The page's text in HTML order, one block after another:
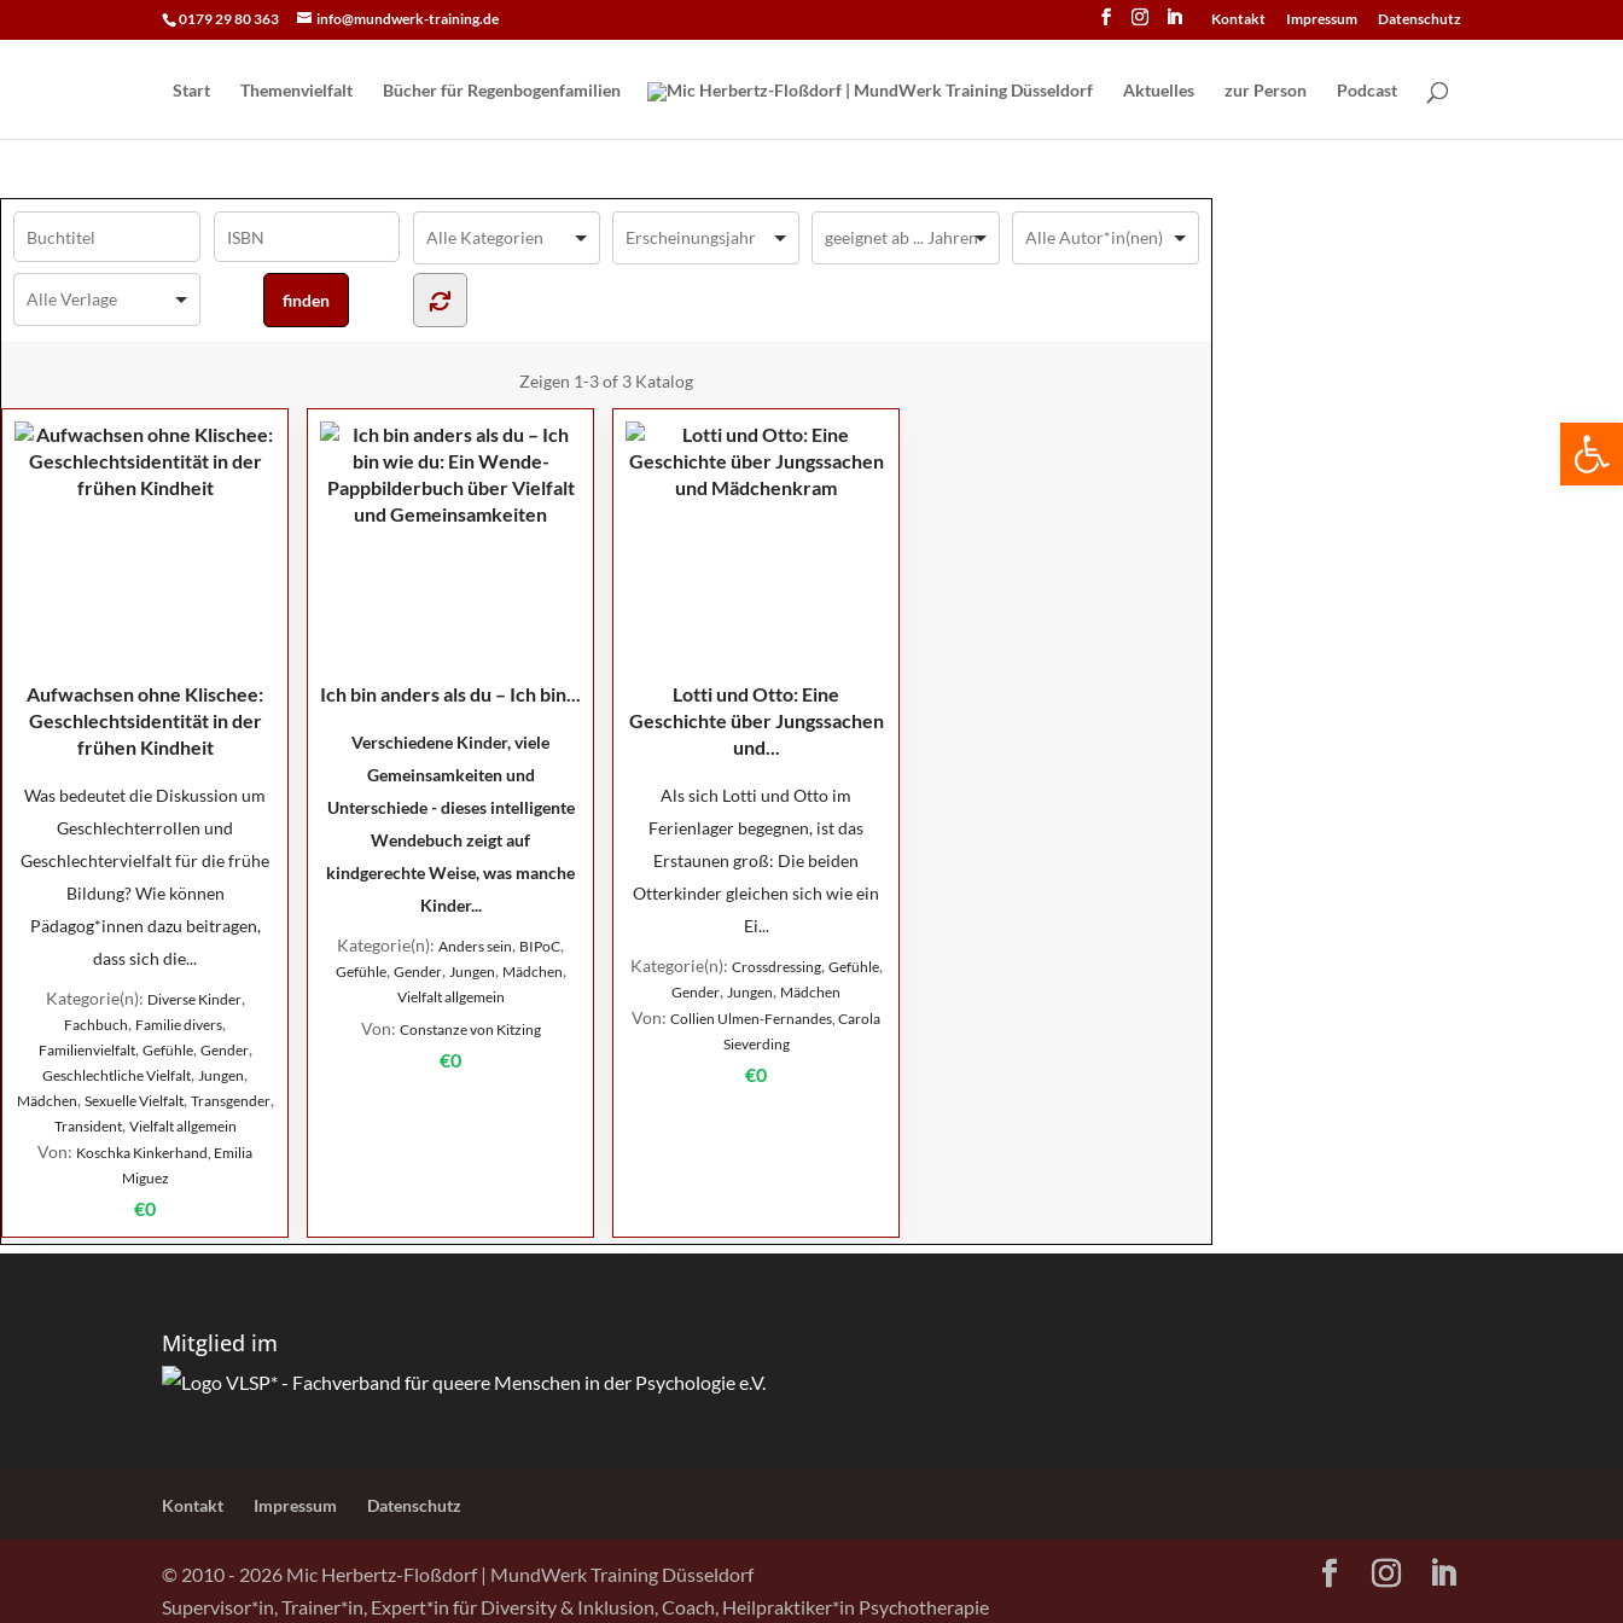
0179 29 80 363 info@mundwerk-training.de Kontakt Impressum Datenschutz
Start Themenvielfalt Bücher für Regen­bogen­familien Aktuelles zur Person Podcast
Zeigen 1-3 of 3 Katalog
Aufwachsen ohne Klischee:
Geschlechtsidentität in der
frühen Kindheit
Was bedeutet die Diskussion um
Geschlechterrollen und
Geschlechtervielfalt für die frühe
Bildung? Wie können
Pädagog*innen dazu beitragen,
dass sich die...
Kategorie(n): Diverse Kinder,
Fachbuch, Familie divers,
Familienvielfalt, Gefühle, Gender,
Geschlechtliche Vielfalt, Jungen,
Mädchen, Sexuelle Vielfalt, Transgender,
Transident, Vielfalt allgemein
Von: Koschka Kinkerhand, Emilia
Miguez
€0
Ich bin anders als du – Ich bin...
Verschiedene Kinder, viele
Gemeinsamkeiten und
Unterschiede - dieses intelligente
Wendebuch zeigt auf
kindgerechte Weise, was manche
Kinder...
Kategorie(n): Anders sein, BIPoC,
Gefühle, Gender, Jungen, Mädchen,
Vielfalt allgemein
Von: Constanze von Kitzing
€0
Lotti und Otto: Eine
Geschichte über Jungssachen
und...
Als sich Lotti und Otto im
Ferienlager begegnen, ist das
Erstaunen groß: Die beiden
Otterkinder gleichen sich wie ein
Ei...
Kategorie(n): Crossdressing, Gefühle,
Gender, Jungen, Mädchen
Von: Collien Ulmen-Fernandes, Carola
Sieverding
€0
Mitglied im
Kontakt Impressum Datenschutz
© 2010 - 2026 Mic Herbertz-Floßdorf | MundWerk Training Düsseldorf
Supervisor*in, Trainer*in, Expert*in für Diversity & Inklusion, Coach, Heilpraktiker*in Psychotherapie